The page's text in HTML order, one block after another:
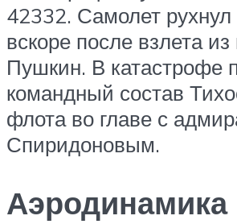
42332. Самолет
вскоре после взлета из
Пушкин. В катастрофе
командный состав
флота во главе с
Спиридоновым.
Аэродинамика